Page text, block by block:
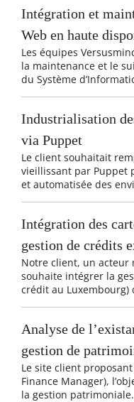
Intégration et
Web en haute
Les équipes
la maintenance et le
du Système
Industrialisation
via Puppet
Le client souhaitait
vieillissant par Puppet
et automatisée des
Intégration des
gestion de crédits
Notre client, un acteur
souhaite intégrer la
crédit au Luxembourg)
Analyse de
gestion de
Le site client
Finance Manager),
la gestion patrimoniale.